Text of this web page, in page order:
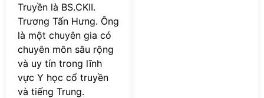
Truyền là BS.CKII.
Trương Tấn Hưng. Ông
là một chuyên gia có
chuyên môn sâu rộng
và uy tín trong lĩnh
vực Y học cổ truyền
và tiếng Trung.